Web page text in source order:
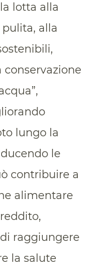
lotta alla
pulita, alla
conservazione
lungo la
le
contribuire a
alimentare
raggiungere
la salute